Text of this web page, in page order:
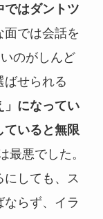
ではダントツ
面では会話を
のがしんど
ばせられる
」になってい
ていると無限
最悪でした。
しても、ス
らず、イラ